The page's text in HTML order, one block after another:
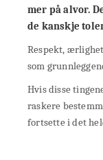
mer på alvor.
de kanskje
Respekt,
som
Hvis disse
raskere
fortsette i det